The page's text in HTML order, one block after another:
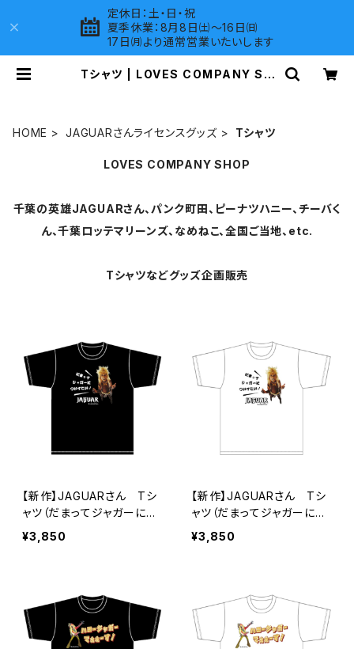
定休日：土・日・祝
夏季休業：8月8日㈯～16日㈰
17日㈪より通常営業いたいします
Tシャツ | LOVES COMPANY SH
HOME JAGUARさんライセンスグッズ Tシャツ
LOVES COMPANY SHOP
千葉の英雄JAGUARさん、パンク町田、ピーナツハニー、チーバく
ん、千葉ロッテマリーンズ、なめねこ、全国ご当地、etc.
Tシャツなどグッズ企画販売
【新作】JAGUARさん Tシ
ャツ（だまってジャガーにつ
いてこい！B）Black
¥3,850
【新作】JAGUARさん Tシ
ャツ（だまってジャガーにつ
いてこい！B）White
¥3,850